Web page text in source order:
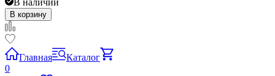
В наличии
В корзину
Главная
Каталог
0